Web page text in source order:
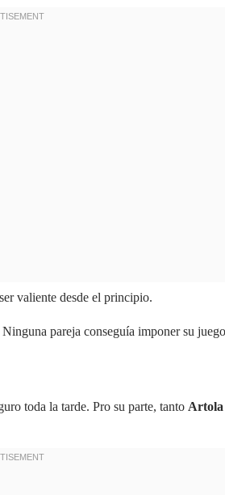
valiente desde el principio.
pareja conseguía imponer su
toda la tarde. Pro su parte, tanto Artola